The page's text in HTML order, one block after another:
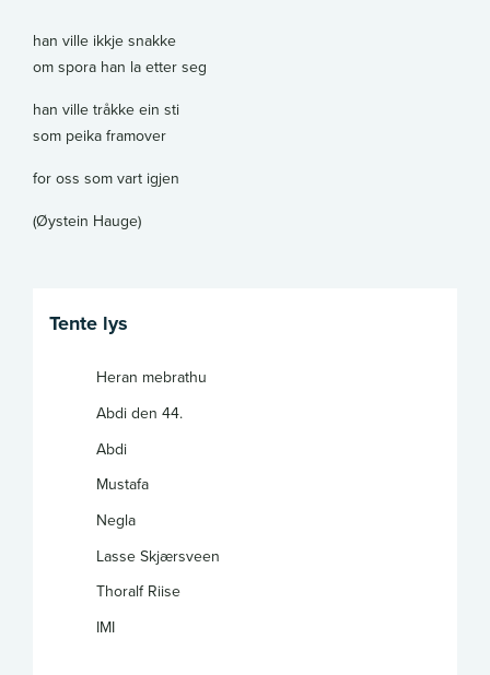
han ville ikkje snakke
om spora han la etter seg
han ville tråkke ein sti
som peika framover
for oss som vart igjen
(Øystein Hauge)
Tente lys
Heran mebrathu
Abdi den 44.
Abdi
Mustafa
Negla
Lasse Skjærsveen
Thoralf Riise
IMI